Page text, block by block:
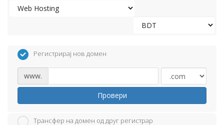
Регистрирај нов домен
www.
Провери
Трансфер на домен од друг регистрар